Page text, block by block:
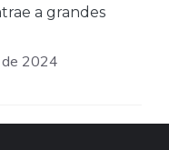
a grandes
2024